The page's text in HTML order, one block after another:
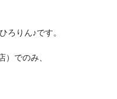
ひろりん♪です。
）でのみ、